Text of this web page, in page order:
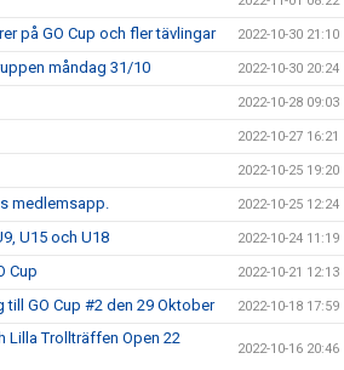
på GO Cup och fler tävlingar 2022-10-30 21:10
måndag 31/10 2022-10-30 20:24
2022-10-28 09:03
2022-10-27 16:21
2022-10-25 19:20
medlemsapp. 2022-10-25 12:24
U15 och U18 2022-10-24 11:19
Cup 2022-10-21 12:13
GO Cup #2 den 29 Oktober 2022-10-18 17:59
Lilla Trollträffen Open 22
2022-10-16 20:46